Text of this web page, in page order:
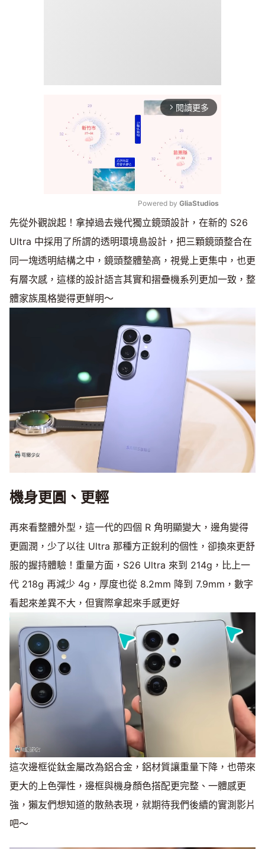
arrow_forward_ios 閱讀更多
Mute
Powered by GliaStudios
先從外觀說起！拿掉過去幾代獨立鏡頭設計，在新的 S26
Ultra 中採用了所謂的透明環境島設計，把三顆鏡頭整合在
同一塊透明結構之中，鏡頭整體墊高，視覺上更集中，也更
有層次感，這樣的設計語言其實和摺疊機系列更加一致，整
體家族風格變得更鮮明～
機身更圓、更輕
再來看整體外型，這一代的四個 R 角明顯變大，邊角變得
更圓潤，少了以往 Ultra 那種方正銳利的個性，卻換來更舒
服的握持體驗！重量方面，S26 Ultra 來到 214g，比上一
代 218g 再減少 4g，厚度也從 8.2mm 降到 7.9mm，數字
看起來差異不大，但實際拿起來手感更好
這次邊框從鈦金屬改為鋁合金，鋁材質讓重量下降，也帶來
更大的上色彈性，邊框與機身顏色搭配更完整、一體感更
強，獺友們想知道的散熱表現，就期待我們後續的實測影片
吧～